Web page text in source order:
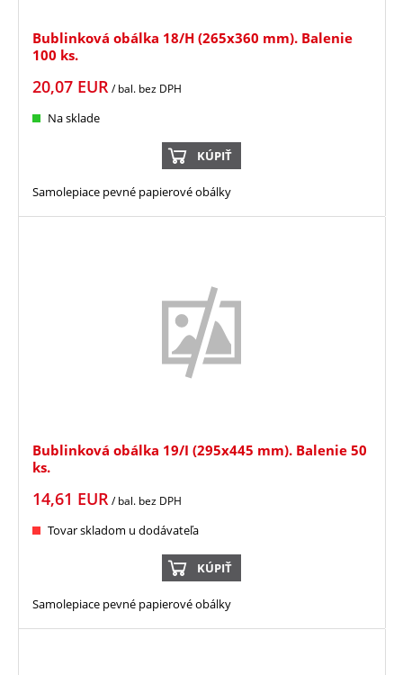
Bublinková obálka 18/H (265x360 mm). Balenie
100 ks.
20,07 EUR / bal. bez DPH
Na sklade
KÚPIŤ
Samolepiace pevné papierové obálky
Bublinková obálka 19/I (295x445 mm). Balenie 50
ks.
14,61 EUR / bal. bez DPH
Tovar skladom u dodávateľa
KÚPIŤ
Samolepiace pevné papierové obálky